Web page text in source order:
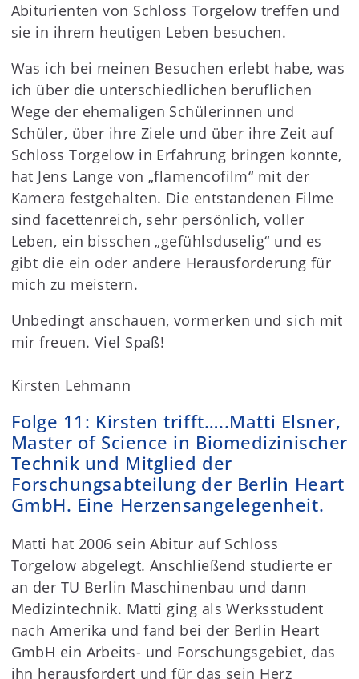
Abiturienten von Schloss Torgelow treffen und
sie in ihrem heutigen Leben besuchen.
Was ich bei meinen Besuchen erlebt habe, was
ich über die unterschiedlichen beruflichen
Wege der ehemaligen Schülerinnen und
Schüler, über ihre Ziele und über ihre Zeit auf
Schloss Torgelow in Erfahrung bringen konnte,
hat Jens Lange von „flamencofilm“ mit der
Kamera festgehalten. Die entstandenen Filme
sind facettenreich, sehr persönlich, voller
Leben, ein bisschen „gefühlsduselig“ und es
gibt die ein oder andere Herausforderung für
mich zu meistern.
Unbedingt anschauen, vormerken und sich mit
mir freuen. Viel Spaß!
Kirsten Lehmann
Folge 11: Kirsten trifft…..Matti Elsner,
Master of Science in Biomedizinischer
Technik und Mitglied der
Forschungsabteilung der Berlin Heart
GmbH. Eine Herzensangelegenheit.
Matti hat 2006 sein Abitur auf Schloss
Torgelow abgelegt. Anschließend studierte er
an der TU Berlin Maschinenbau und dann
Medizintechnik. Matti ging als Werksstudent
nach Amerika und fand bei der Berlin Heart
GmbH ein Arbeits- und Forschungsgebiet, das
ihn herausfordert und für das sein Herz